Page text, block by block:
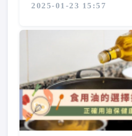
2025-01-23 15:57